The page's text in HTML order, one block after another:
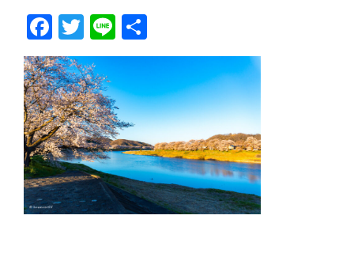
F
a
c
e
b
o
o
k
T
wi
tt
er
Li
n
e
有